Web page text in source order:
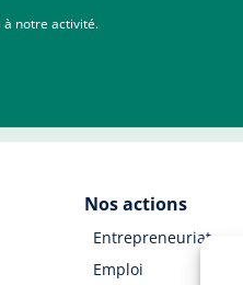
à notre activité.
Nos actions
Entrepreneuriat
Emploi